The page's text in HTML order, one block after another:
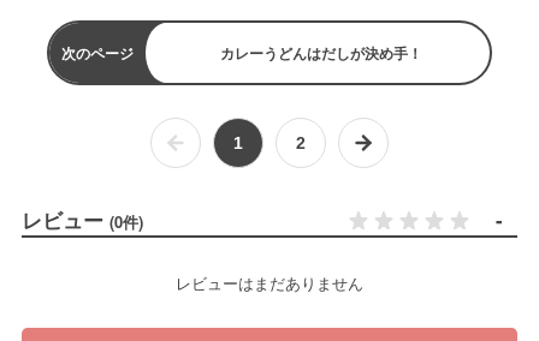
次のページ カレーうどんはだしが決め手！
1 2
レビュー (0件) -
レビューはまだありません